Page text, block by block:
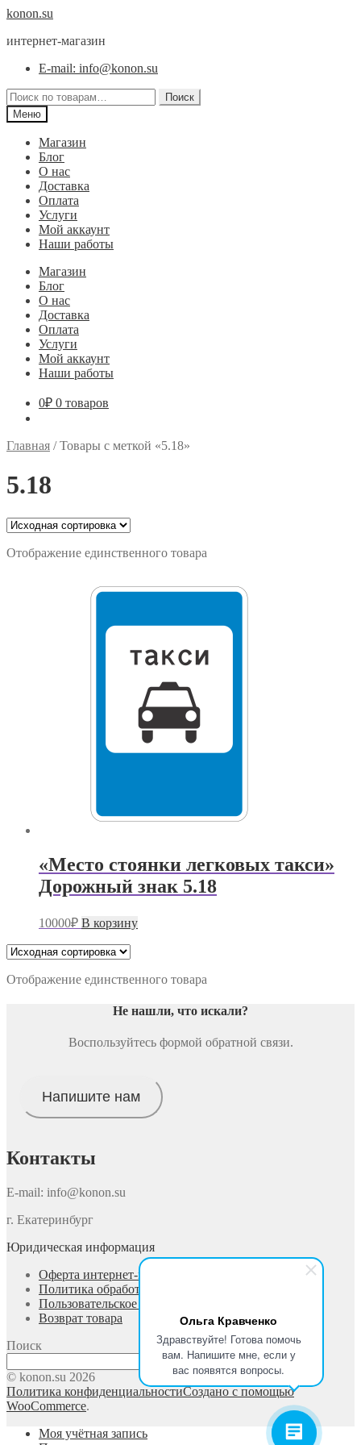
Ольга Кравченко
Здравствуйте! Готова помочь
вам. Напишите мне, если у
вас появятся вопросы.
Перейти
навигации
Перейти
содержимому
konon.su
интернет-магазин
E-mail: info@konon.su
Искать:
Поиск
Меню
Магазин
Блог
О нас
Доставка
Оплата
Услуги
Мой аккаунт
Наши работы
Магазин
Блог
О нас
Доставка
Оплата
Услуги
Мой аккаунт
Наши работы
0₽ 0 товаров
Главная /Товары с меткой «5.18»
5.18
Отображение единственного товара
«Место стоянки легковых такси»
Дорожный знак 5.18
10000₽ В корзину
Отображение единственного товара
Не нашли, что искали?
Воспользуйтесь формой обратной связи.
Напишите нам
Контакты
E-mail: info@konon.su
г. Екатеринбург
Юридическая информация
Оферта интернет-магазина
Политика обработки персональных данных
Пользовательское соглашение
Возврат товара
Поиск
Поиск
© konon.su 2026
Политика конфиденциальностиСоздано с помощью
WooCommerce.
Моя учётная запись